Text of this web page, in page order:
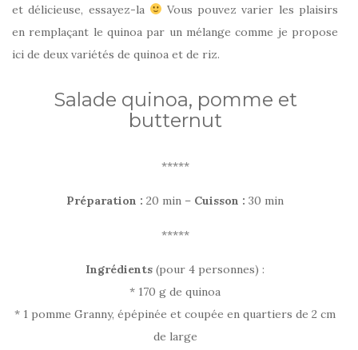
et délicieuse, essayez-la
Vous pouvez varier les plaisirs
en remplaçant le quinoa par un mélange comme je propose
ici de deux variétés de quinoa et de riz.
Salade quinoa, pomme et
butternut
*****
Préparation : 20 min – Cuisson : 30 min
*****
Ingrédients (pour 4 personnes) :
* 170 g de quinoa
* 1 pomme Granny, épépinée et coupée en quartiers de 2 cm
de large